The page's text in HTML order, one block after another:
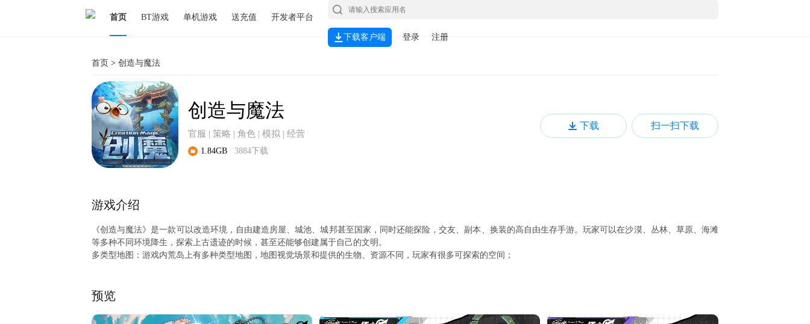
首页 BT游戏 单机游戏 送充值 开发者平台
下载客户端 登录 注册
首页 > 创造与魔法
创造与魔法
官服 | 策略 | 角色 | 模拟 | 经营
1.84GB 3884下载
下载 扫一扫下载
游戏介绍
《创造与魔法》是一款可以改造环境，自由建造房屋、城池、城邦甚至国家，同时还能探险，交友、副本、换装的高自由生存手游。玩家可以在沙漠、丛林、草原、海滩
等多种不同环境降生，探索上古遗迹的时候，甚至还能够创建属于自己的文明。
多类型地图：游戏内荒岛上有多种类型地图，地图视觉场景和提供的生物、资源不同，玩家有很多可探索的空间；
预览